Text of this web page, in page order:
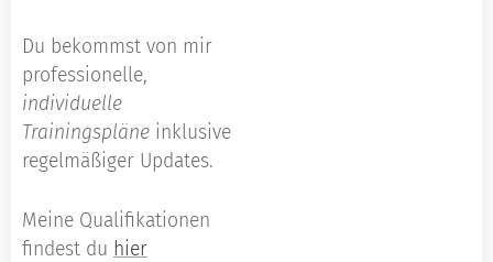
Du bekommst von mir
professionelle,
individuelle
Trainingspläne inklusive
regelmäßiger Updates.
Meine Qualifikationen
findest du hier